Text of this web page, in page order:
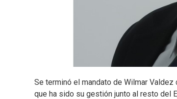
Se terminó el mandato de Wilmar
que ha sido su gestión junto al resto del